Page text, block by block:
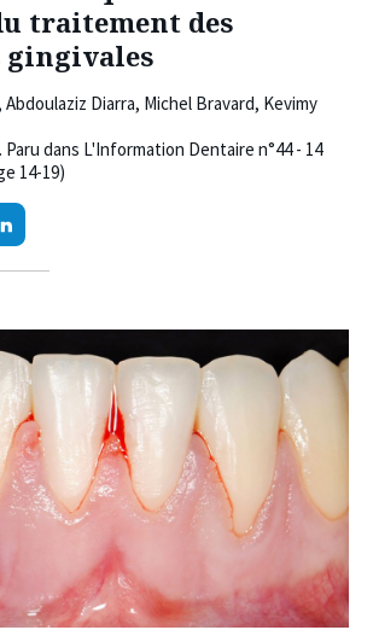
traitement des
gingivales
Abdoulaziz Diarra, Michel Bravard, Kevimy
. Paru dans L'Information Dentaire n°44 - 14
14-19)
Partager